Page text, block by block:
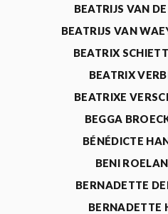
BEATRIJS VAN
BEATRIJS VAN
BEATRIX
BEATRIX
BEATRIXE
BEGGA
BÉNÉDICTE
BENI
BERNADETTE
BERNADETTE